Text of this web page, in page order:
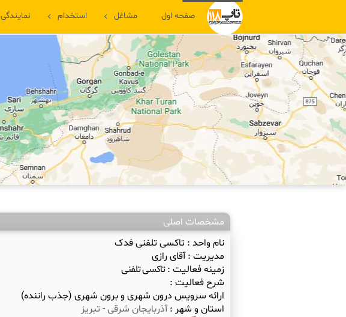
صفحه اول مشاغل استخدام نمایندگی
مشخصات اصلی
نام واحد :تاکسی تلفنی فدک
مدیریت :آقای رازی
زمینه فعالیت :تاکسی تلفنی
شرح فعالیت :
ارائه سرویس درون شهری و برون شهری (جذب راننده)
استان و شهر :آذربایجان شرقی- تبریز